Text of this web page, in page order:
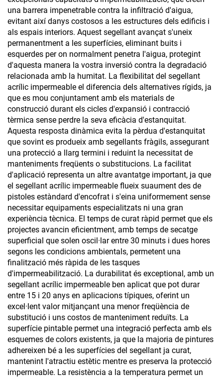
una barrera impenetrable contra la infiltració d'aigua,
evitant així danys costosos a les estructures dels edificis i
als espais interiors. Aquest segellant avançat s'uneix
permanentment a les superfícies, eliminant buits i
esquerdes per on normalment penetra l'aigua, protegint
d'aquesta manera la vostra inversió contra la degradació
relacionada amb la humitat. La flexibilitat del segellant
acrílic impermeable el diferencia dels alternatives rígids, ja
que es mou conjuntament amb els materials de
construcció durant els cicles d'expansió i contracció
tèrmica sense perdre la seva eficàcia d'estanquitat.
Aquesta resposta dinàmica evita la pèrdua d'estanquitat
que sovint es produeix amb segellants fràgils, assegurant
una protecció a llarg termini i reduint la necessitat de
manteniments freqüents o substitucions. La facilitat
d'aplicació representa un altre avantatge important, ja que
el segellant acrílic impermeable flueix suaument des de
pistoles estàndard d'encofrat i s'eina uniformement sense
necessitar equipaments especialitzats ni una gran
experiència tècnica. El temps de curat ràpid permet que els
projectes avancin eficientment, amb temps de secatge
superficial que solen oscil·lar entre 30 minuts i dues hores
segons les condicions ambientals, permetent una
finalització més ràpida de les tasques
d'impermeabilització. La durabilitat és exceptional, amb un
segellant acrílic impermeable ben aplicat que pot durar
entre 15 i 20 anys en aplicacions típiques, oferint un
excel·lent valor mitjançant una menor freqüència de
substitució i uns costos de manteniment reduïts. La
superfície pintable permet una integració perfecta amb els
esquemes de colors existents, ja que la majoria de pintures
adhereixen bé a les superfícies del segellant ja curat,
mantenint l'atractiu estètic mentre es preserva la protecció
impermeable. La resistència a la temperatura permet un